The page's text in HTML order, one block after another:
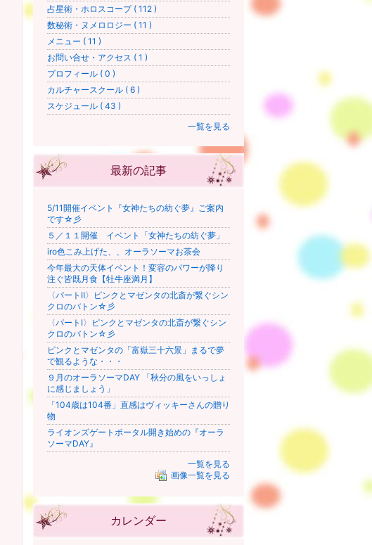
占星術・ホロスコープ ( 112 )
数秘術・ヌメロロジー ( 11 )
メニュー ( 11 )
お問い合せ・アクセス ( 1 )
プロフィール ( 0 )
カルチャースクール ( 6 )
スケジュール ( 43 )
一覧を見る
最新の記事
5/11開催イベント『女神たちの紡ぐ夢』ご案内
です☆彡
５／１１開催 イベント「女神たちの紡ぐ夢」
iro色こみ上げた、、オーラソーマお茶会
今年最大の天体イベント！変容のパワーが降り
注ぐ皆既月食【牡牛座満月】
〈パートⅡ〉ピンクとマゼンタの北斎が繋ぐシン
クロのバトン☆彡
〈パートⅠ〉ピンクとマゼンタの北斎が繋ぐシン
クロのバトン☆彡
ピンクとマゼンタの「富嶽三十六景」まるで夢
で観るような・・・
９月のオーラソーマDAY 「秋分の風をいっしょ
に感じましょう」
「104歳は104番」直感はヴィッキーさんの贈り
物
ライオンズゲートポータル開き始めの『オーラ
ソーマDAY』
一覧を見る
画像一覧を見る
カレンダー